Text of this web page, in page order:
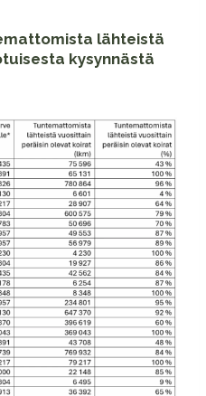
lähteistä
kysynnästä